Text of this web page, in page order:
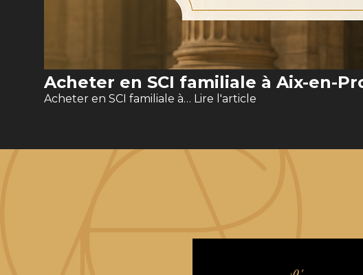
Acheter en SCI familiale à Aix-en-
Acheter en SCI familiale à… Lire l'article